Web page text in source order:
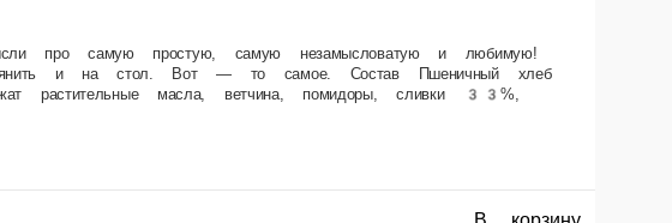
Суши, пиццы, онигири, том-ямы… Не то всё! Хлеб, сыр, ветчина да помидорки, всё
«Сулугуни», , содержат растительные масла, ветчина, помидоры, сливки 33%, укроп.